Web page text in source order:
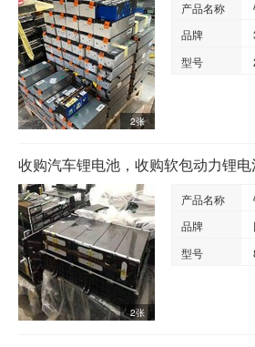
2张
产品名称
品牌
型号
收购汽车锂电池，收购软包动力锂
2张
产品名称
品牌
型号